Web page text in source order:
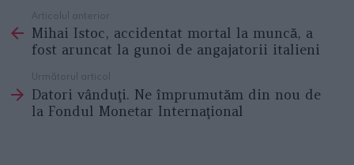
more
Articolul anterior
Mihai Istoc, accidentat mortal la muncă, a
fost aruncat la gunoi de angajatorii italieni
Următorul articol
Datori vânduţi. Ne împrumutăm din nou de
la Fondul Monetar Internaţional